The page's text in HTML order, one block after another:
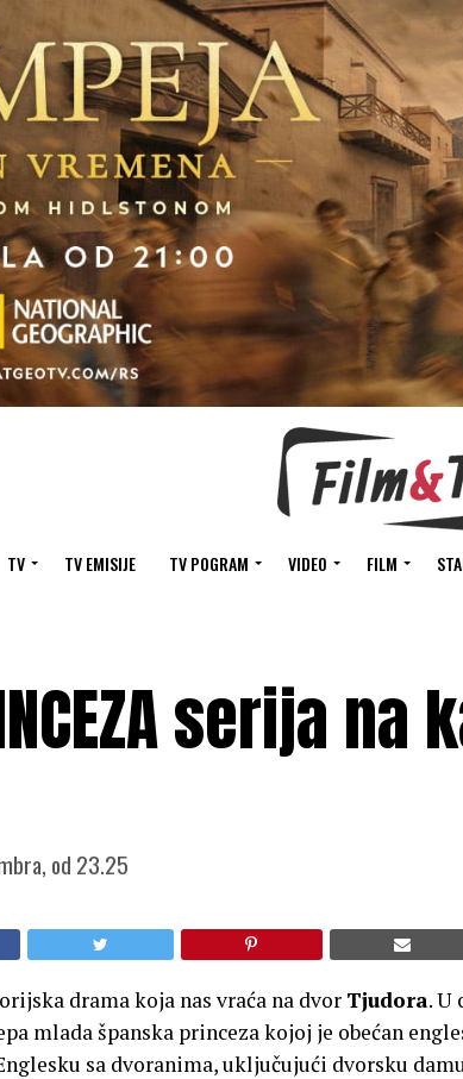
TV TV EMISIJE TV POGRAM VIDEO FILM
serija na
od 23.25
drama koja nas vraća na dvor Tjudora. U
mlada španska princeza kojoj je obećan
sa dvoranima, uključujući dvorsku